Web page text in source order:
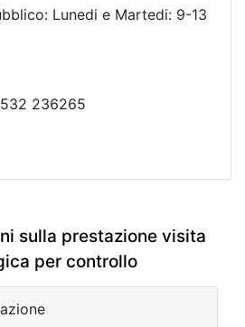
Lunedi e Martedi: 9-13
236265
sulla prestazione visita
per controllo